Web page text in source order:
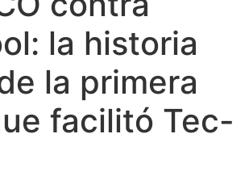
la historia
la primera
facilitó Tec-